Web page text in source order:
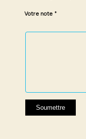
Votre note *
1 étoile
2 étoiles
3 étoiles
4 étoiles
5 étoiles